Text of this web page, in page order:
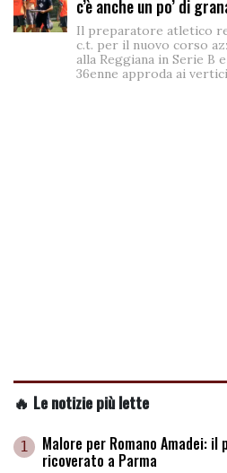
c’è anche un po’ di
Il preparatore atletico
c.t. per il nuovo corso
alla Reggiana in Serie B
36enne approda ai
🔥 Le notizie più lette
1 Malore per Romano Amadei:
ricoverato a Parma